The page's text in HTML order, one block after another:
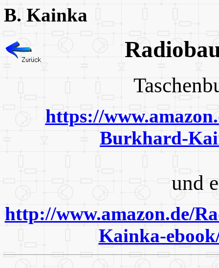
B. Kainka
https://
Burkhard-
und
http://www.amazon.de/
Kainka-